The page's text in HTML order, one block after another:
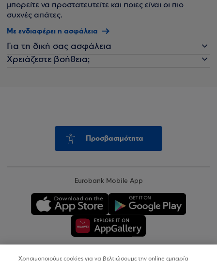
μπορείτε να προστατευτείτε και ποιες είναι οι πιο
συχνές απάτες.
Με ενδιαφέρει η ασφάλεια
Για τη δική σας ασφάλεια
Χρειάζεστε βοήθεια;
Προσβασιμότητα
Eurobank Mobile App
Χρησιμοποιούμε cookies για να βελτιώσουμε την online εμπειρία